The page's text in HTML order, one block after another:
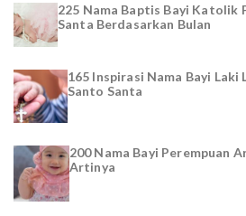
225 Nama Baptis Bayi Katolik
Santa Berdasarkan Bulan
165 Inspirasi Nama Bayi
Santo Santa
200 Nama Bayi Perempuan
Artinya